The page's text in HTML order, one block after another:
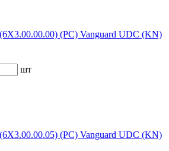
(РС) Vanguard UDC (KN)
шт
(РС) Vanguard UDC (KN)